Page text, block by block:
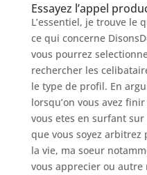
Essayez l’appel
L’essentiel, je trouve le
ce qui concerne
vous pourrez
rechercher les
le type de profil. En
lorsqu’on vous avez
vous etes en surfant sur
que vous soyez
la vie, ma soeur
vous apprecier ou autre